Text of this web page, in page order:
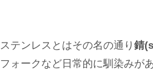
ステンレスとはその名の通り 錆
フォークなど日常的に馴染みが